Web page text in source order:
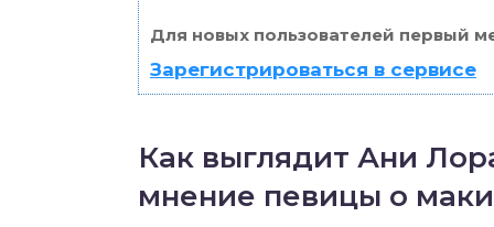
Для новых пользователей первый
Зарегистрироваться в сервисе
Как выглядит Ани
мнение певицы о